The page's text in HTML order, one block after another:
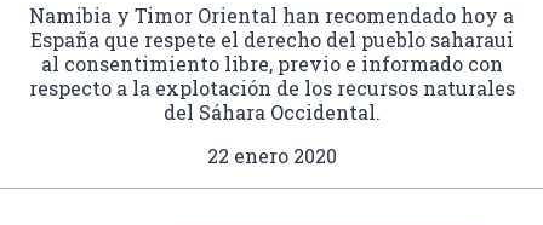
Namibia y Timor Oriental han recomendado hoy a
España que respete el derecho del pueblo saharaui
al consentimiento libre, previo e informado con
respecto a la explotación de los recursos naturales
del Sáhara Occidental.
22 enero 2020